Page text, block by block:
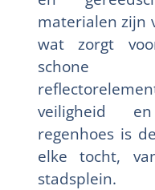
materialen zijn
wat zorgt
schone
veiligheid
regenhoes is
elke tocht,
stadsplein.